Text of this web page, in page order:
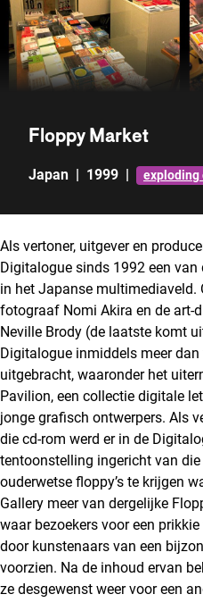
Floppy Market
Japan | 1999 | exploding
Als vertoner, uitgever en
Digitalogue sinds 1992 een
in het Japanse multimediaveld.
fotograaf Nomi Akira en de art-
Neville Brody (de laatste komt
Digitalogue inmiddels meer
uitgebracht, waaronder het
Pavilion, een collectie digitale
jonge grafisch ontwerpers. Als
die cd-rom werd er in de
tentoonstelling ingericht van
ouderwetse floppy’s te krijgen
Gallery meer van dergelijke
waar bezoekers voor een
door kunstenaars van een
voorzien. Na de inhoud ervan
ze desgewenst weer voor een